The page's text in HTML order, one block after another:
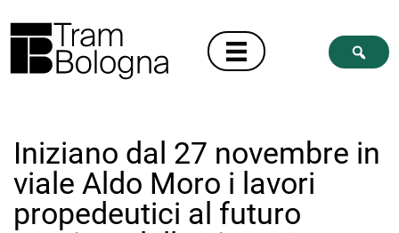
Iniziano dal 27 novembre in
viale Aldo Moro i lavori
propedeutici al futuro